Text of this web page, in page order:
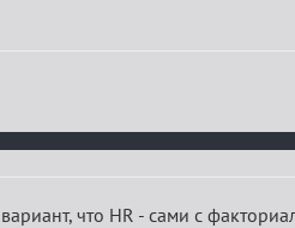
что HR - сами с